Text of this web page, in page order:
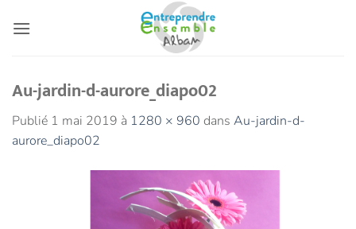
Au-jardin-d-aurore_diapo02
Publié 1 mai 2019 à 1280 × 960 dans Au-jardin-d-
aurore_diapo02